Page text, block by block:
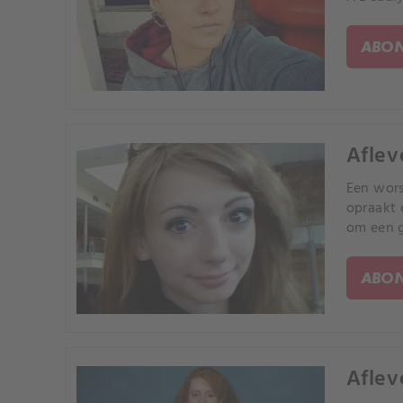
Een
opraakt
om een